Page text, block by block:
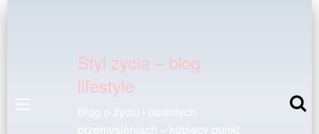
Styl zycia – blog
lifestyle
przemyśleniach – kobiecy punkt